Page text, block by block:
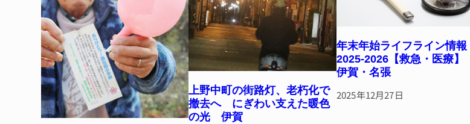
上野中町の街路灯、老朽化で
撤去へ にぎわい支えた暖色
の光 伊賀
年末年始ライフライン情報
2025-2026【救急・医療】
伊賀・名張
2025年12月27日